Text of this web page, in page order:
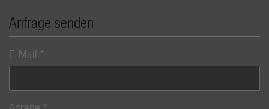
Anfrage senden
E-Mail